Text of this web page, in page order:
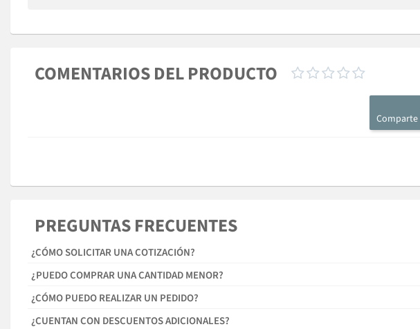
COMENTARIOS DEL PRODUCTO     
PREGUNTAS FRECUENTES
¿CÓMO SOLICITAR UNA COTIZACIÓN?
¿PUEDO COMPRAR UNA CANTIDAD MENOR?
¿CÓMO PUEDO REALIZAR UN PEDIDO?
¿CUENTAN CON DESCUENTOS ADICIONALES?